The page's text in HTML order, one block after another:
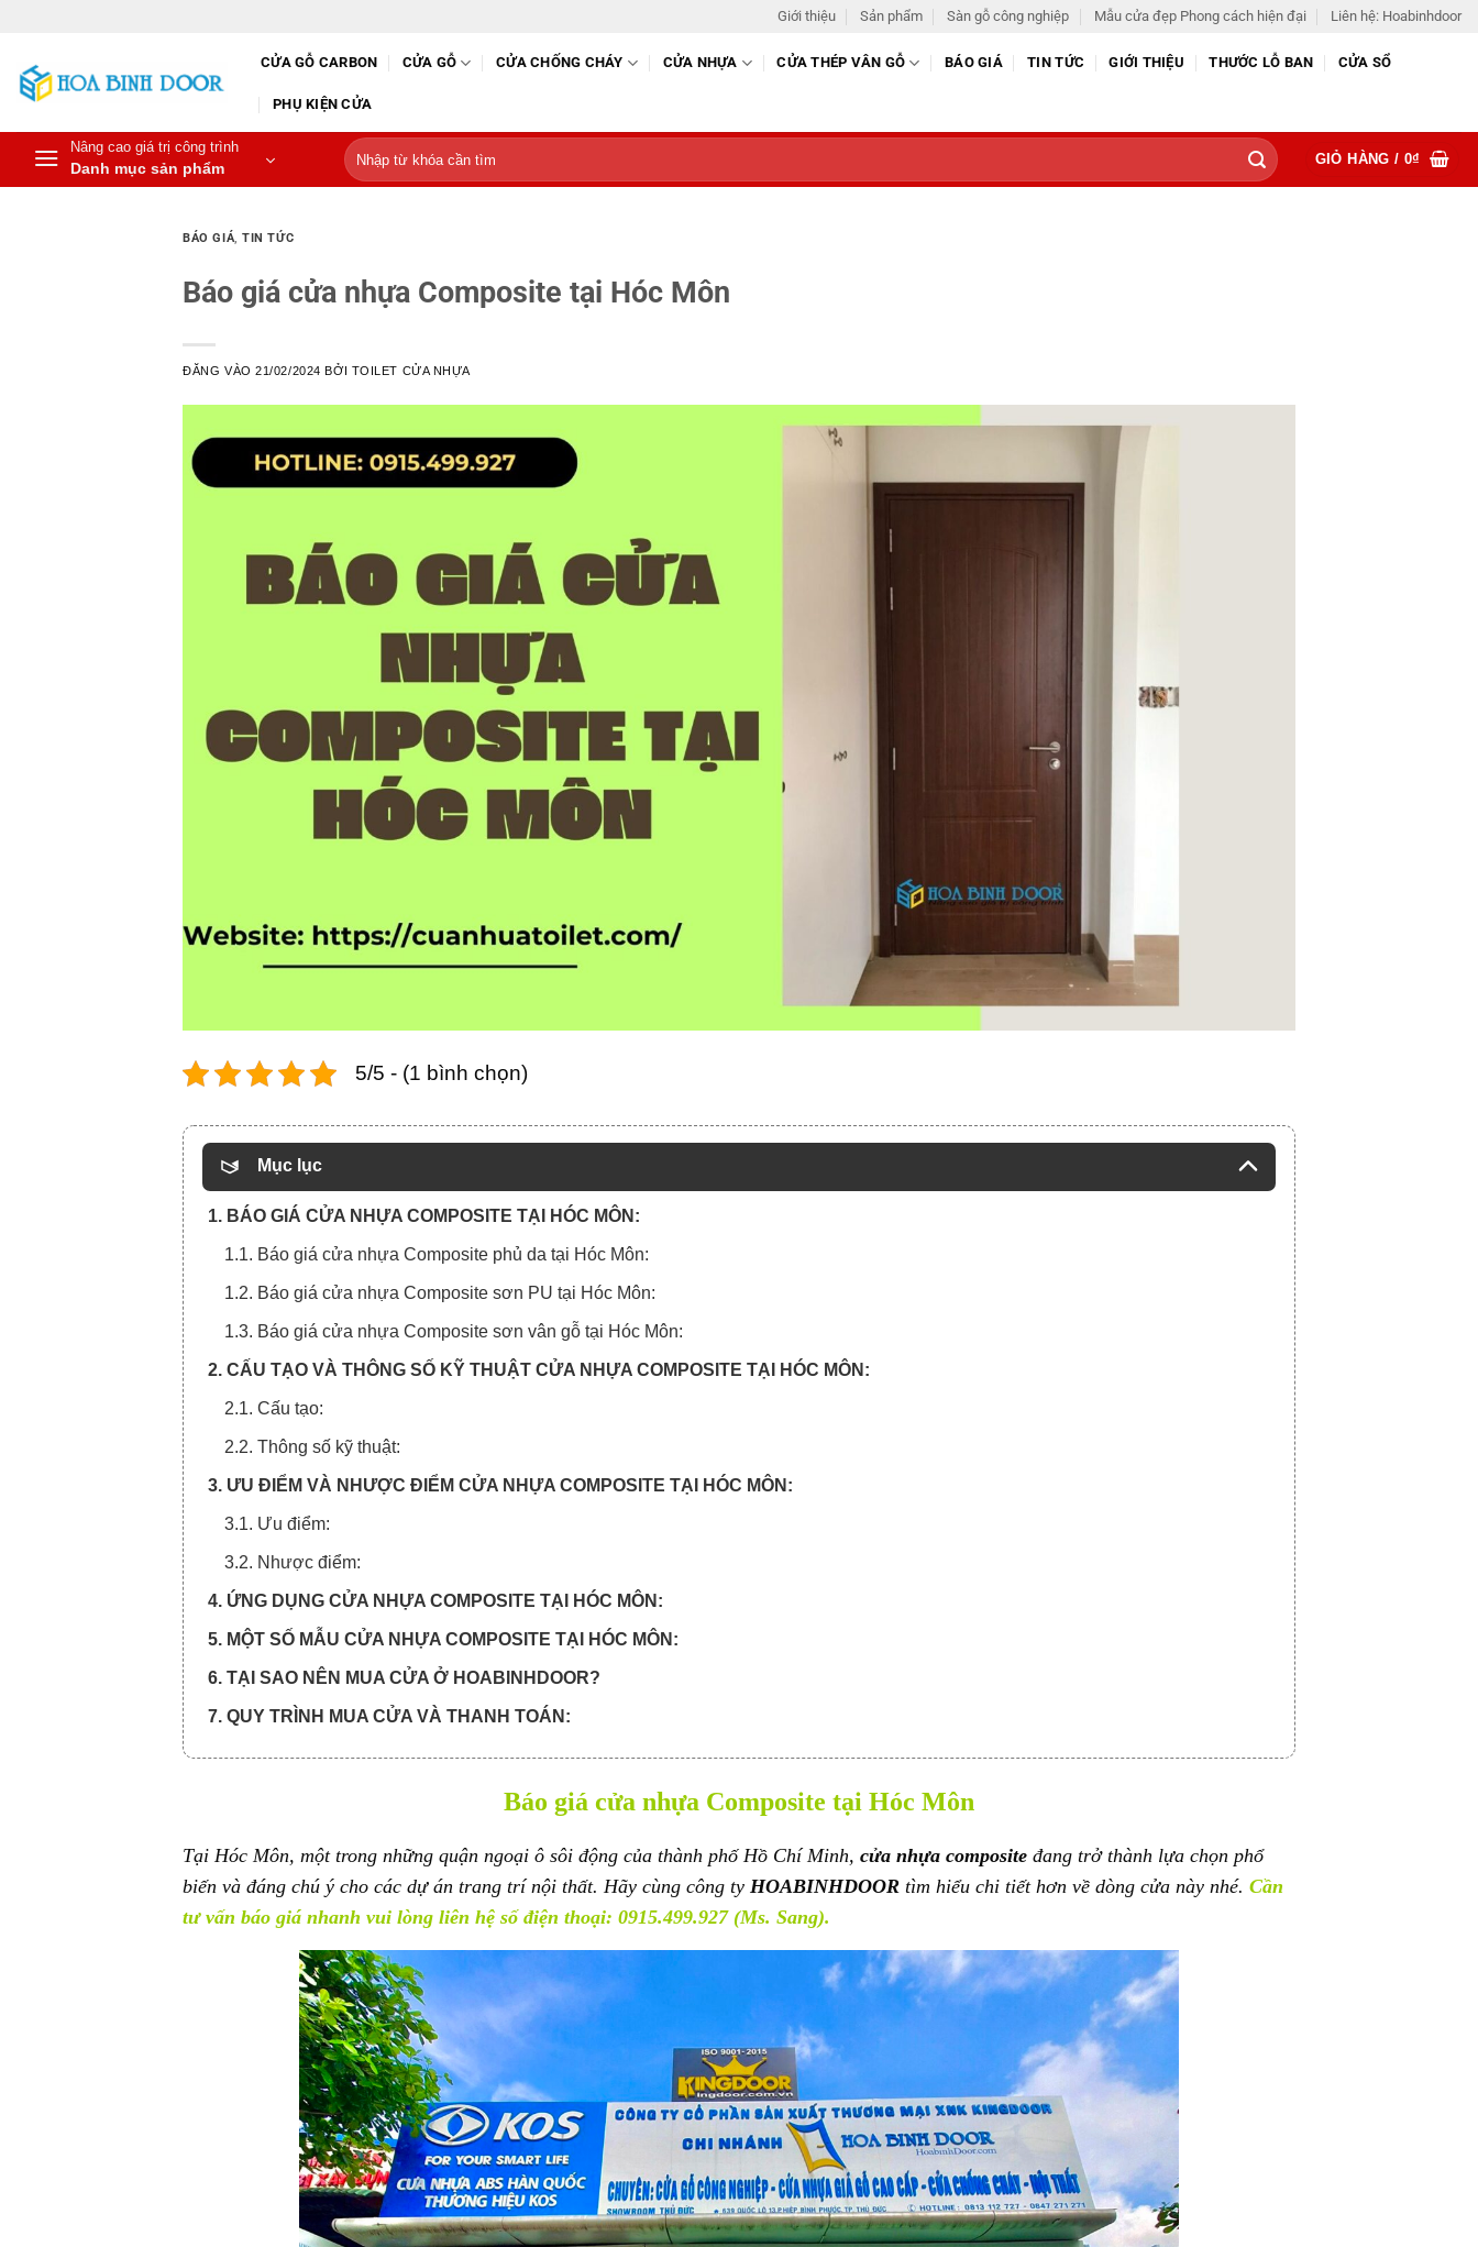
nội
dung
Giới thiệu Sản phẩm Sàn gỗ công nghiệp Mẫu cửa đẹp Phong cách hiện đại Liên hệ: Hoabinhdoor
CỬA GỖ CARBON CỬA GỖ CỬA CHỐNG CHÁY CỬA NHỰA CỬA THÉP VÂN GỖ BÁO GIÁ TIN TỨC GIỚI THIỆU THƯỚC LỖ BAN CỬA SỔ
PHỤ KIỆN CỬA
Nâng cao giá trị công trình
Danh mục sản phẩm
Tìm
kiếm:
GIỎ HÀNG / 0₫
BÁO GIÁ,TIN TỨC
Báo giá cửa nhựa Composite tại Hóc Môn
ĐĂNG VÀO21/02/2024 BỞI TOILET CỬA NHỰA
5/5 - (1 bình chọn)
Mục lục
1. BÁO GIÁ CỬA NHỰA COMPOSITE TẠI HÓC MÔN:
1.1. Báo giá cửa nhựa Composite phủ da tại Hóc Môn:
1.2. Báo giá cửa nhựa Composite sơn PU tại Hóc Môn:
1.3. Báo giá cửa nhựa Composite sơn vân gỗ tại Hóc Môn:
2. CẤU TẠO VÀ THÔNG SỐ KỸ THUẬT CỬA NHỰA COMPOSITE TẠI HÓC MÔN:
2.1. Cấu tạo:
2.2. Thông số kỹ thuật:
3. ƯU ĐIỂM VÀ NHƯỢC ĐIỂM CỬA NHỰA COMPOSITE TẠI HÓC MÔN:
3.1. Ưu điểm:
3.2. Nhược điểm:
4. ỨNG DỤNG CỬA NHỰA COMPOSITE TẠI HÓC MÔN:
5. MỘT SỐ MẪU CỬA NHỰA COMPOSITE TẠI HÓC MÔN:
6. TẠI SAO NÊN MUA CỬA Ở HOABINHDOOR?
7. QUY TRÌNH MUA CỬA VÀ THANH TOÁN:
7.1. Quy trình xem báo giá cửa nhựa Composite tại Hóc Môn online:
7.2. Quy trình thanh toán chia làm 3 đợt:Báo giá cửa nhựa Composite tại Hóc Môn
Tại Hóc Môn, một trong những quận ngoại ô sôi động của thành phố Hồ Chí Minh,cửa nhựa composite đang trở thành lựa chọn phổ
biến và đáng chú ý cho các dự án trang trí nội thất. Hãy cùng công ty HOABINHDOOR tìm hiểu chi tiết hơn về dòng cửa này nhé.Cần
tư vấn báo giá nhanh vui lòng liên hệ số điện thoại: 0915.499.927 (Ms. Sang).